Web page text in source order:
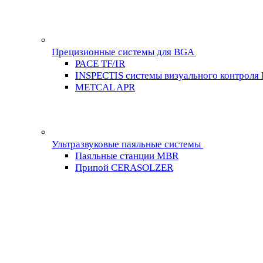
Прецизионные системы для BGA
PACE TF/IR
INSPECTIS системы визуального контроля
METCAL APR
Ультразвуковые паяльные системы
Паяльные станции MBR
Припой CERASOLZER